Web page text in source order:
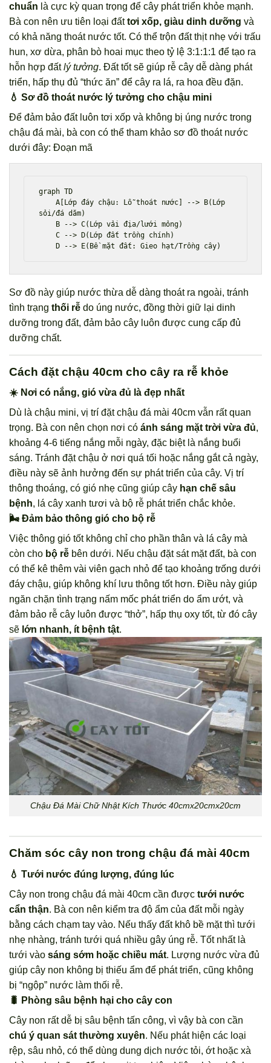
chuẩn là cực kỳ quan trọng để cây phát triển khỏe mạnh.
Bà con nên ưu tiên loại đấttơi xốp, giàu dinh dưỡng và
có khả năng thoát nước tốt. Có thể trộn đất thịt nhẹ với trấu
hun, xơ dừa, phân bò hoai mục theo tỷ lệ 3:1:1:1 để tạo ra
hỗn hợp đấtlý tưởng. Đất tốt sẽ giúp rễ cây dễ dàng phát
triển, hấp thụ đủ “thức ăn” để cây ra lá, ra hoa đều đặn.
💧 Sơ đồ thoát nước lý tưởng cho chậu mini
Để đảm bảo đất luôn tơi xốp và không bị úng nước trong
chậu đá mài, bà con có thể tham khảo sơ đồ thoát nước
dưới đây: Đoạn mã
graph TD
    A[Lớp đáy chậu: Lỗ thoát nước] --> B(Lớp
sỏi/đá dăm)
    C --> D(Lớp đất trồng chính)
Sơ đồ này giúp nước thừa dễ dàng thoát ra ngoài, tránh
tình trạng thối rễ do úng nước, đồng thời giữ lại dinh
dưỡng trong đất, đảm bảo cây luôn được cung cấp đủ
dưỡng chất.
Cách đặt chậu 40cm cho cây ra rễ khỏe
☀️ Nơi có nắng, gió vừa đủ là đẹp nhất
Dù là chậu mini, vị trí đặt chậu đá mài 40cm vẫn rất quan
trọng. Bà con nên chọn nơi có ánh sáng mặt trời vừa đủ,
khoảng 4-6 tiếng nắng mỗi ngày, đặc biệt là nắng buổi
sáng. Tránh đặt chậu ở nơi quá tối hoặc nắng gắt cả ngày,
điều này sẽ ảnh hưởng đến sự phát triển của cây. Vị trí
thông thoáng, có gió nhẹ cũng giúp cây hạn chế sâu
bệnh, lá cây xanh tươi và bộ rễ phát triển chắc khỏe.
🌬️ Đảm bảo thông gió cho bộ rễ
Việc thông gió tốt không chỉ cho phần thân và lá cây mà
còn cho bộ rễ bên dưới. Nếu chậu đặt sát mặt đất, bà con
có thể kê thêm vài viên gạch nhỏ để tạo khoảng trống dưới
đáy chậu, giúp không khí lưu thông tốt hơn. Điều này giúp
ngăn chặn tình trạng nấm mốc phát triển do ẩm ướt, và
đảm bảo rễ cây luôn được “thở”, hấp thụ oxy tốt, từ đó cây
sẽ lớn nhanh, ít bệnh tật.
Chậu Đá Mài Chữ Nhật Kích Thước 40cmx20cmx20cm
Chăm sóc cây non trong chậu đá mài 40cm
💧 Tưới nước đúng lượng, đúng lúc
Cây non trong chậu đá mài 40cm cần được tưới nước
cẩn thận. Bà con nên kiểm tra độ ẩm của đất mỗi ngày
bằng cách chạm tay vào. Nếu thấy đất khô bề mặt thì tưới
nhẹ nhàng, tránh tưới quá nhiều gây úng rễ. Tốt nhất là
tưới vào sáng sớm hoặc chiều mát. Lượng nước vừa đủ
giúp cây non không bị thiếu ẩm để phát triển, cũng không
bị “ngộp” nước làm thối rễ.
🐛 Phòng sâu bệnh hại cho cây con
Cây non rất dễ bị sâu bệnh tấn công, vì vậy bà con cần
chú ý quan sát thường xuyên. Nếu phát hiện các loại
rệp, sâu nhỏ, có thể dùng dung dịch nước tỏi, ớt hoặc xà